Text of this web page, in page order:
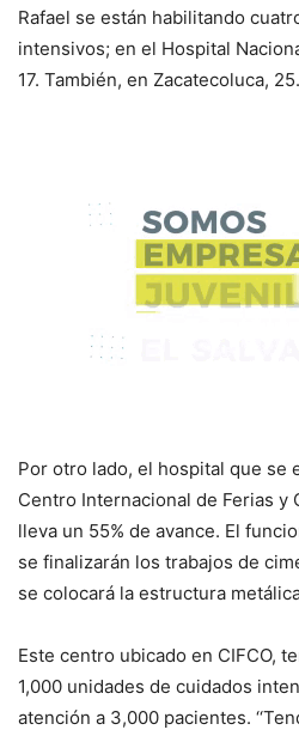
Rafael se están habilitando
intensivos; en el Hospital
17. También, en Zacatecoluca, 25.
Por otro lado, el hospital que se
Centro Internacional de Ferias y
lleva un 55% de avance. El
se finalizarán los trabajos de
se colocará la estructura
Este centro ubicado en CIFCO,
1,000 unidades de cuidados
atención a 3,000 pacientes.